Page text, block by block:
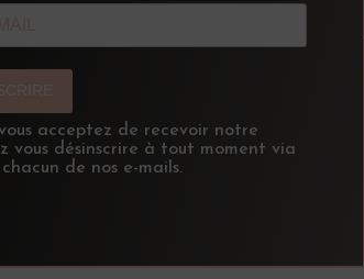
acceptez de recevoir notre
vous désinscrire à tout moment via
de nos e-mails.